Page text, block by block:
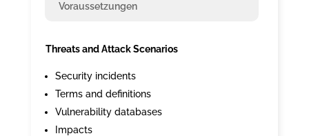
Voraussetzungen
Threats and Attack Scenarios
Security incidents
Terms and definitions
Vulnerability databases
Impacts